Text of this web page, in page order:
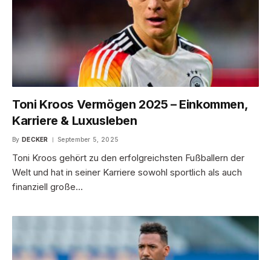
Toni Kroos Vermögen 2025 – Einkommen,
Karriere & Luxusleben
By DECKER September 5, 2025
Toni Kroos gehört zu den erfolgreichsten Fußballern der
Welt und hat in seiner Karriere sowohl sportlich als auch
finanziell große…